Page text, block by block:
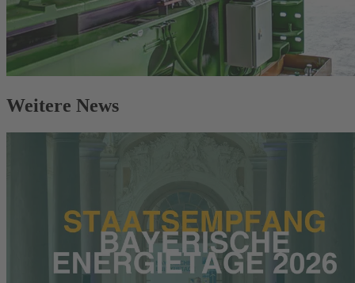
Weitere News